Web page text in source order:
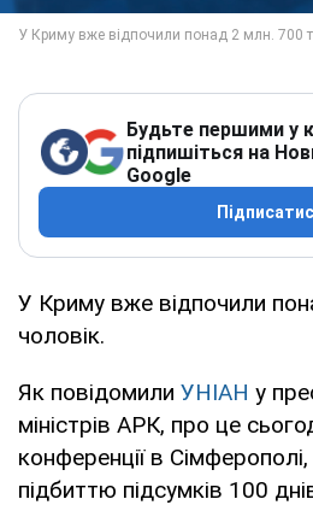
Будьте першими у
підпишіться на
Google
У Криму вже відпочили
чоловік.
Як повідомили УНІАН у
міністрів АРК, про це
конференції в
підбиттю підсумків 100